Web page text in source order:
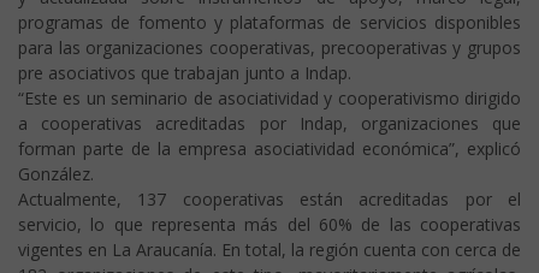
programas de fomento y plataformas de servicios disponibles
para las organizaciones cooperativas, precooperativas y grupos
pre asociativos que trabajan junto a Indap.
“Este es un seminario de asociatividad y cooperativismo dirigido
a cooperativas acreditadas por Indap, organizaciones que
forman parte de la empresa asociatividad económica”, explicó
González.
Actualmente, 137 cooperativas están acreditadas por el
servicio, lo que representa más del 60% de las cooperativas
vigentes en La Araucanía. En total, la región cuenta con cerca de